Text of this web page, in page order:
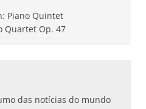
das notícias do mundo